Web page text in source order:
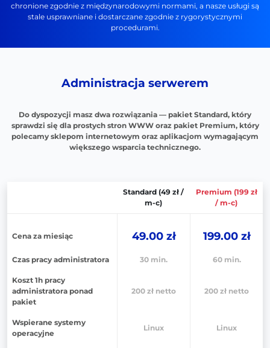
chronione zgodnie z międzynarodowymi normami, a nasze usługi są
stale usprawniane i dostarczane zgodnie z rygorystycznymi
procedurami.
Administracja serwerem
Do dyspozycji masz dwa rozwiązania — pakiet Standard, który
sprawdzi się dla prostych stron WWW oraz pakiet Premium, który
polecamy sklepom internetowym oraz aplikacjom wymagającym
większego wsparcia technicznego.
Standard (49 zł /
m-c)
Premium (199 zł
/ m-c)
Cena za miesiąc 49.00 zł 199.00 zł
Czas pracy administratora 30 min. 60 min.
Koszt 1h pracy
administratora ponad
pakiet
200 zł netto 200 zł netto
Wspierane systemy
operacyjne
Linux Linux